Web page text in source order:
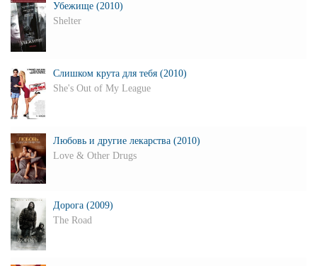
Убежище (2010)
Shelter
Слишком крута для тебя (2010)
She's Out of My League
Любовь и другие лекарства (2010)
Love & Other Drugs
Дорога (2009)
The Road